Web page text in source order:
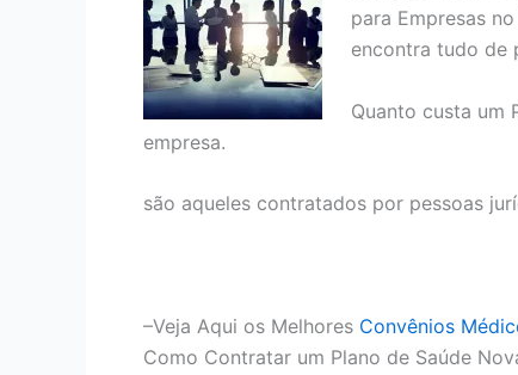
para Empresas
encontra tudo de
Quanto custa um
empresa.
são aqueles contratados por pessoas
–Veja Aqui os Melhores Convênios
Como Contratar um Plano de Saúde